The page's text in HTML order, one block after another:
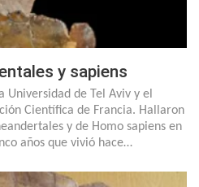
y sapiens
Universidad de Tel Aviv y el
Científica de Francia. Hallaron
y de Homo sapiens en
años que vivió hace…